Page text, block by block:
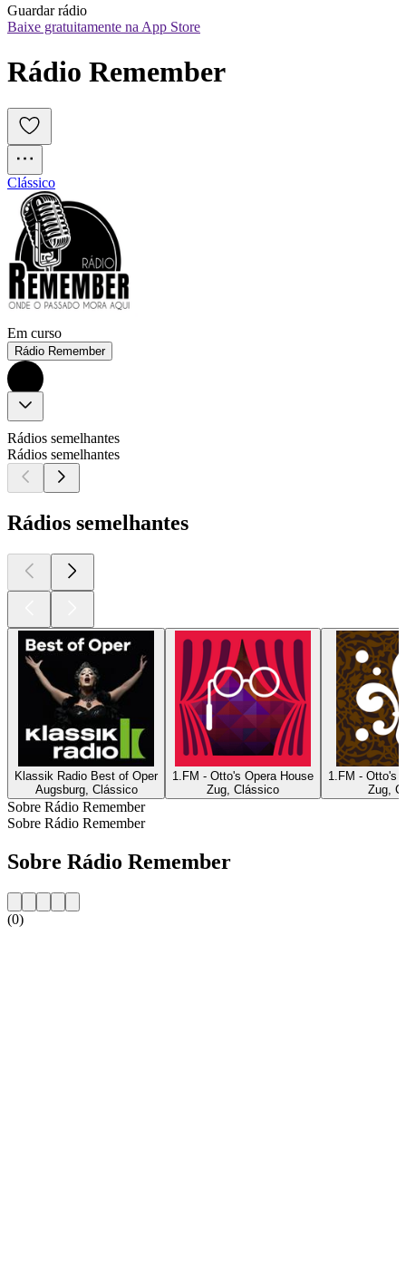
Guardar rádio
Baixe gratuitamente na App Store
Rádio Remember
Clássico
Em curso
Rádio Remember
Rádios semelhantes
Rádios semelhantes
Rádios semelhantes
Klassik Radio Best of Oper
Augsburg, Clássico
1.FM - Otto's Opera House
Zug, Clássico
1.FM - Otto's
Zug,
Sobre Rádio Remember
Sobre Rádio Remember
Sobre Rádio Remember
(0)